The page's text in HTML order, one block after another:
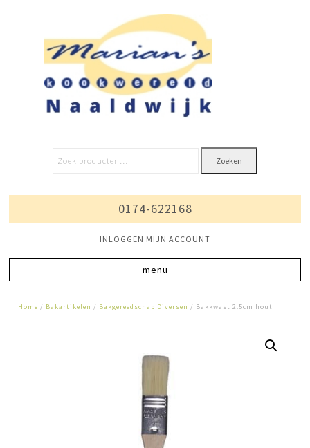
Zoeken
0174-622168
INLOGGEN MIJN ACCOUNT
Home / Bakartikelen / Bakgereedschap Diversen / Bakkwast 2.5cm hout